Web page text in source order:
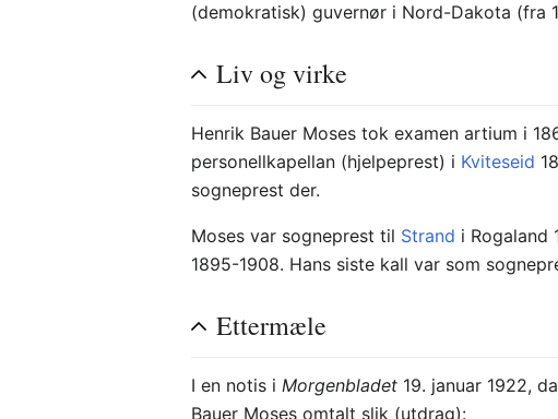
(demokratisk) guvernør i Nord-Dakota (fra
Liv og virke
Henrik Bauer Moses tok examen artium i
personellkapellan (hjelpeprest) i Kviteseid
sogneprest der.
Moses var sogneprest til Strand i Rogaland
1895-1908. Hans siste kall var som
Ettermæle
I en notis iMorgenbladet 19. januar 1922,
Bauer Moses omtalt slik (utdrag):